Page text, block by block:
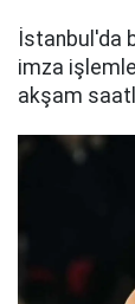
İstanbul'da
imza
akşam